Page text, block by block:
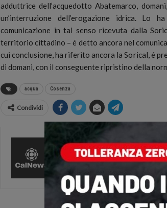
adduttrice dell’acquedotto Abatemarco,
un’interruzione dell’erogazione idrica. Lo
comunicazione in tal senso ricevuta dalla
territorio cittadino – é detto ancora nel
cui conclusione, ha riferito ancora la Sorical, é
di domani, con il conseguente ripristino della
acqua Cosenza
Condividi
CalNews 27584 Posts 0
Comments